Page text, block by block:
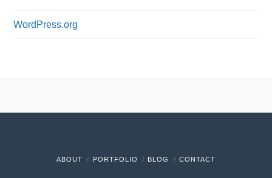
WordPress.org
ABOUT PORTFOLIO BLOG CONTACT